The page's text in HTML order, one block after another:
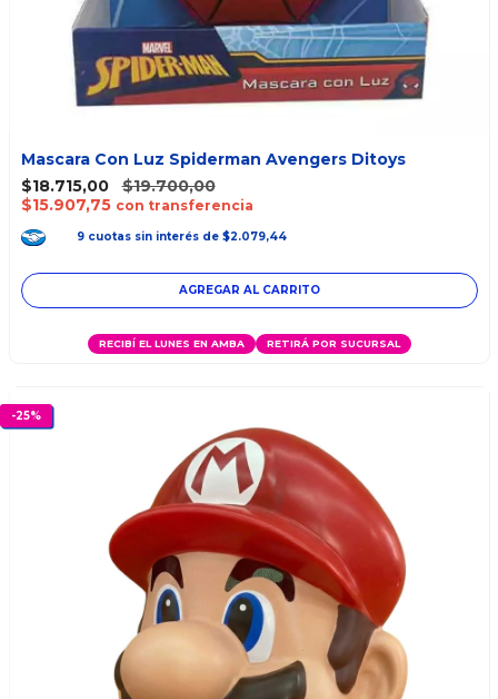
Mascara Con Luz Spiderman Avengers Ditoys
$18.715,00
$19.700,00
$15.907,75 con transferencia
9 cuotas sin interés de $2.079,44
RECIBÍ EL LUNES EN AMBA RETIRÁ POR SUCURSAL
-25%